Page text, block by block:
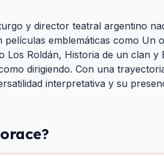
y director teatral argentino
emblemáticas como Un
Roldán, Historia de un clan y
dirigiendo. Con una
interpretativa y su
?